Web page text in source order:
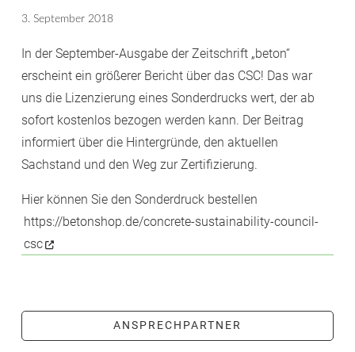
3. September 2018
In der September-Ausgabe der Zeitschrift „beton“
erscheint ein größerer Bericht über das CSC! Das war
uns die Lizenzierung eines Sonderdrucks wert, der ab
sofort kostenlos bezogen werden kann. Der Beitrag
informiert über die Hintergründe, den aktuellen
Sachstand und den Weg zur Zertifizierung.
Hier können Sie den Sonderdruck bestellen
https://betonshop.de/concrete-sustainability-council-
csc
ANSPRECHPARTNER